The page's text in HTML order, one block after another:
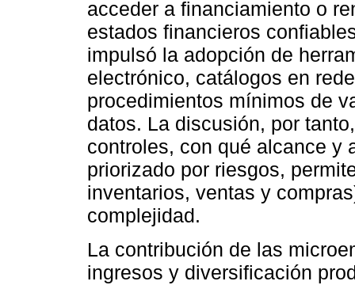
acceder a financiamiento o
estados financieros
impulsó la adopción de
electrónico, catálogos en
procedimientos mínimos de
datos. La discusión, por
controles, con qué alcance y
priorizado por riesgos,
inventarios, ventas y
complejidad.
La contribución de las
ingresos y diversificación